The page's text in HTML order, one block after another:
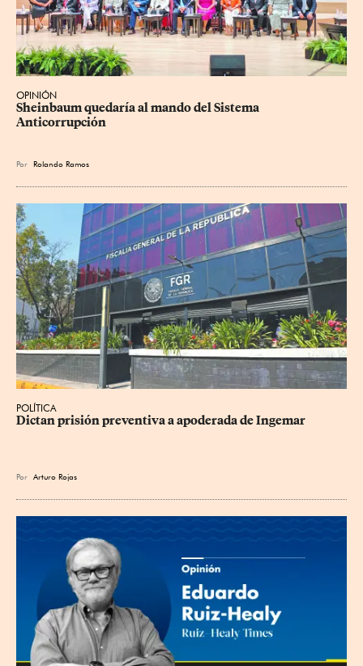
OPINIÓN
Sheinbaum quedaría al mando del Sistema
Anticorrupción
Por Rolando Ramos
POLÍTICA
Dictan prisión preventiva a apoderada de Ingemar
Por Arturo Rojas